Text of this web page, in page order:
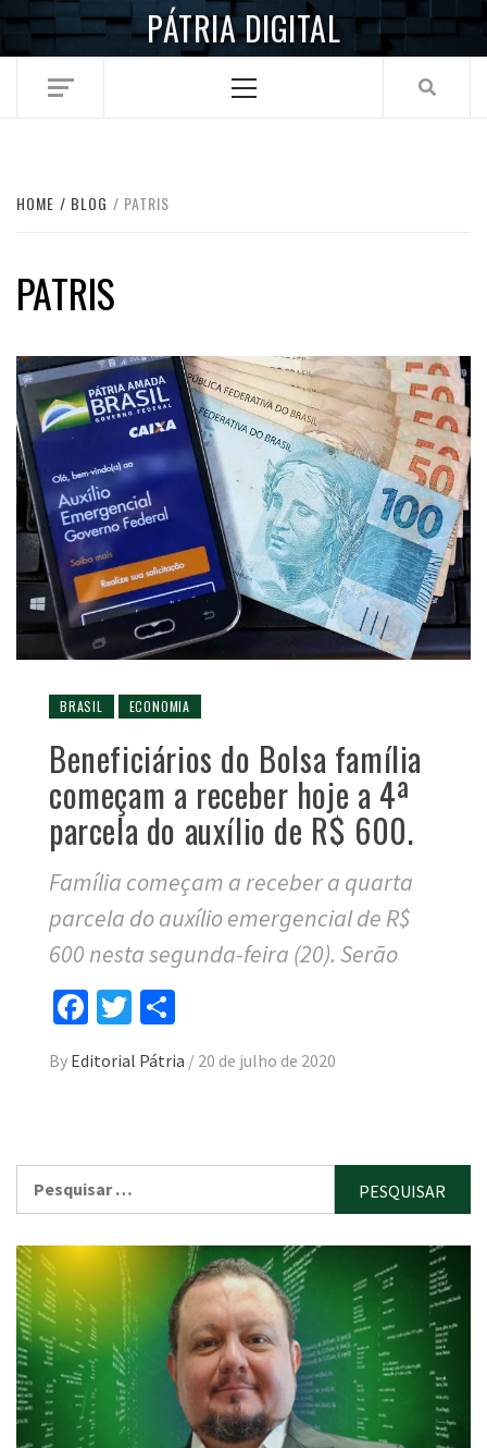
Skip
PÁTRIA DIGITAL
Menu
HOME BLOG PATRIS
PATRIS
BRASIL ECONOMIA
Beneficiários do Bolsa família
começam a receber hoje a 4ª
parcela do auxílio de R$ 600.
Família começam a receber a quarta
parcela do auxílio emergencial de R$
600 nesta segunda-feira (20). Serão
Facebook
Twitter
By Editorial Pátria / 20 de julho de 2020
por: